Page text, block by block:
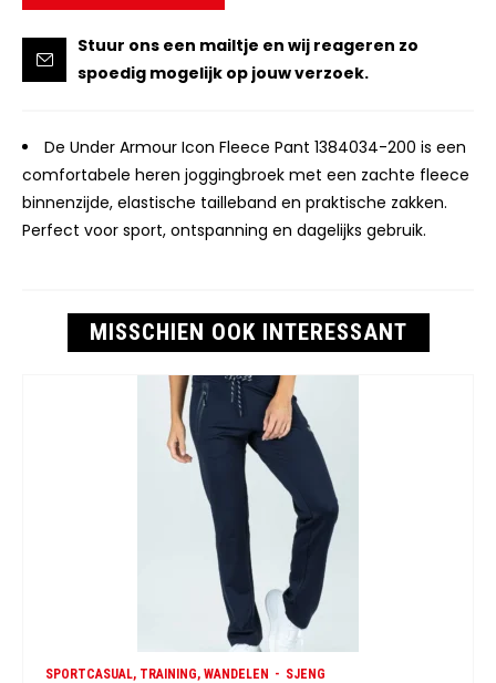
Stuur ons een mailtje en wij reageren zo
spoedig mogelijk op jouw verzoek.
De Under Armour Icon Fleece Pant 1384034-200 is een
comfortabele heren joggingbroek met een zachte fleece
binnenzijde, elastische tailleband en praktische zakken.
Perfect voor sport, ontspanning en dagelijks gebruik.
MISSCHIEN OOK INTERESSANT
SPORTCASUAL, TRAINING, WANDELEN SJENG